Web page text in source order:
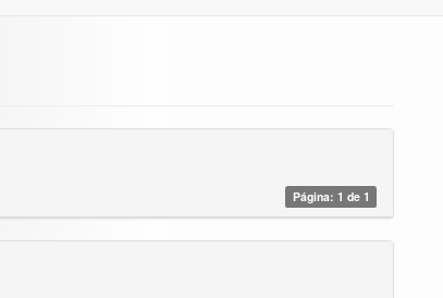
Página: 1 de 1